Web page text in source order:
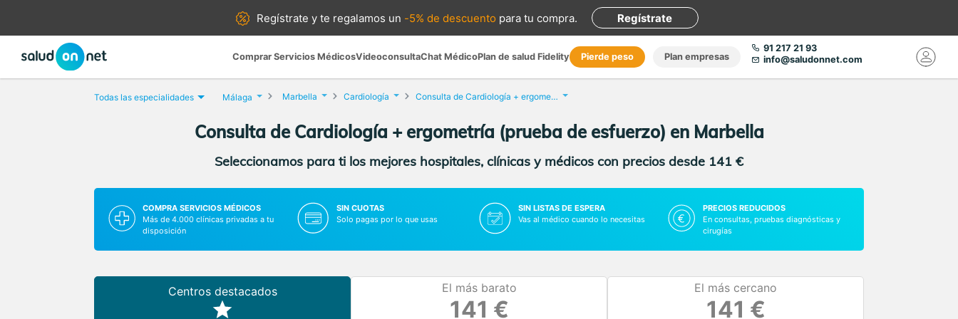
Regístrate yte regalamos un -5% de descuento para tu compra. Regístrate
Comprar Servicios MédicosVideoconsultaChat MédicoPlan de salud Fidelity Pierde peso Plan empresas
91 217 21 93
info@saludonnet.com
Todas las especialidades Málaga Marbella Cardiología Consulta de Cardiología + ergometría (prueba de esfuerzo)
Consulta de Cardiología + ergometría (prueba de esfuerzo) en Marbella
Seleccionamos para ti los mejores hospitales, clínicas y médicos con precios desde 141 €
COMPRA SERVICIOS MÉDICOS
Más de 4.000 clínicas privadas a tu
disposición
SIN CUOTAS
Solo pagas por lo que usas
SIN LISTAS DE ESPERA
Vas al médico cuando lo necesitas
PRECIOS REDUCIDOS
En consultas, pruebas diagnósticas y
cirugías
Centros destacados El más barato
141 €
El más cercano
141 €